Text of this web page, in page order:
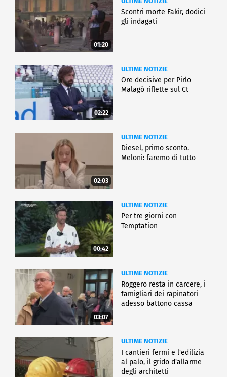
01:20
Scontri morte Fakir, dodici
gli indagati
02:22
ULTIME NOTIZIE
Ore decisive per Pirlo
Malagò riflette sul Ct
02:03
ULTIME NOTIZIE
Diesel, primo sconto.
Meloni: faremo di tutto
00:42
ULTIME NOTIZIE
Per tre giorni con
Temptation
03:07
ULTIME NOTIZIE
Roggero resta in carcere, i
famigliari dei rapinatori
adesso battono cassa
ULTIME NOTIZIE
I cantieri fermi e l'edilizia
al palo, il grido d'allarme
degli architetti